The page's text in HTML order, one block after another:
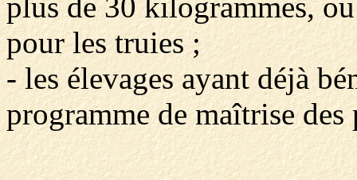
plus de 30 kilogrammes,
pour les truies ;
- les élevages ayant déjà
programme de maîtrise